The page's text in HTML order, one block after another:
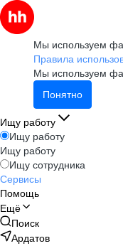
Мы используем
Правила
Мы используем
Понятно
Ищу работу
Ищу работу
Ищу работу
Ищу сотрудника
Сервисы
Помощь
Ещё
Поиск
Ардатов